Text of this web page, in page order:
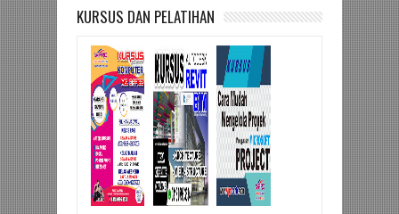
KURSUS DAN PELATIHAN